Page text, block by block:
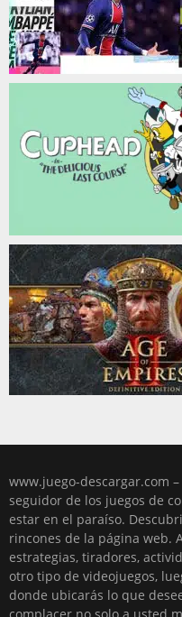
www.juego-descargar.com
seguidor de los juegos de
estar en el paraíso.
rincones de la página web.
estrategias, tiradores,
otro tipo de videojuegos,
donde ubicarás lo que